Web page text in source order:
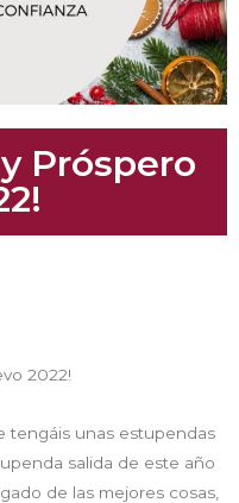
Próspero
2022!
tengáis unas estupendas
salida de este año
de las mejores cosas,